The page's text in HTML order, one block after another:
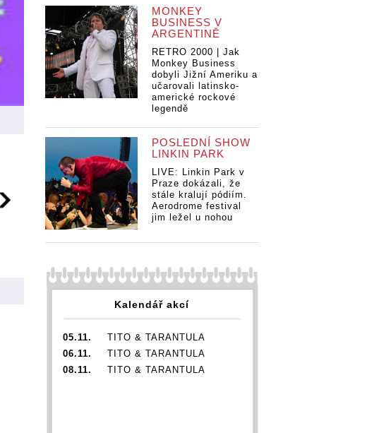
MONKEY
BUSINESS V
ARGENTINĚ
RETRO 2000 | Jak
Monkey Business
dobyli Jižní Ameriku a
učarovali latinsko-
americké rockové
legendě
POSLEDNÍ SHOW
LINKIN PARK
LIVE: Linkin Park v
Praze dokázali, že
stále kralují pódiím.
Aerodrome festival
jim ležel u nohou
Kalendář akcí
05.11.
TITO & TARANTULA
06.11.
TITO & TARANTULA
08.11.
TITO & TARANTULA